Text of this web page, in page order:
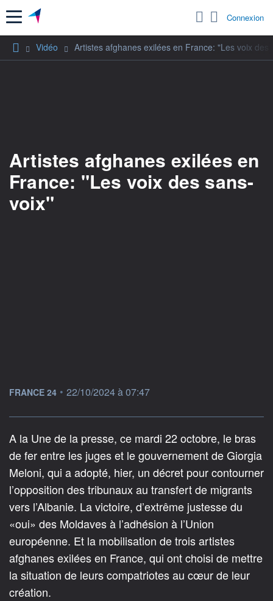
Menu Connexion
Vidéo Artistes afghanes exilées en France: "Les voix des
Artistes afghanes exilées en
France: "Les voix des sans-
voix"
information fournie par
FRANCE 24 • 22/10/2024 à 07:47
A la Une de la presse, ce mardi 22 octobre, le bras
de fer entre les juges et le gouvernement de Giorgia
Meloni, qui a adopté, hier, un décret pour contourner
l’opposition des tribunaux au transfert de migrants
vers l’Albanie. La victoire, d’extrême justesse du
«oui» des Moldaves à l’adhésion à l’Union
européenne. Et la mobilisation de trois artistes
afghanes exilées en France, qui ont choisi de mettre
la situation de leurs compatriotes au cœur de leur
création.